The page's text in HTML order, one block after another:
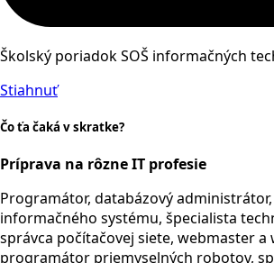
Školský poriadok SOŠ informačných
Stiahnuť
Čo ťa čaká v skratke?
Príprava na rôzne IT profesie
Programátor, databázový
informačného systému, špecialista
správca počítačovej siete, webmaster a
programátor priemyselných robotov,